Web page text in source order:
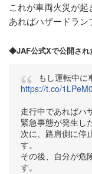
これが車両火災が起
あればハザードラン
◆JAF公式Xで公開され
もし運転中に
https://t.co/
走行中であればハ
緊急事態が発生し
次に、路肩側に停
す。
その後、自分が危
す。